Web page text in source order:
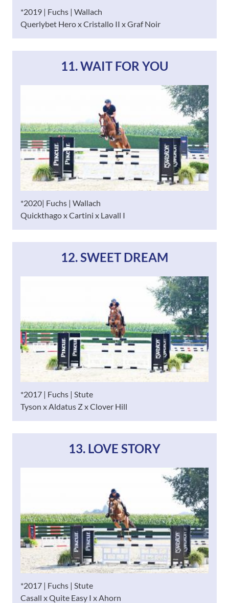
*2019 | Fuchs | Wallach
Querlybet Hero x Cristallo II x Graf Noir
11. WAIT FOR YOU
*2020| Fuchs | Wallach
Quickthago x Cartini x Lavall I
12. SWEET DREAM
*2017 | Fuchs | Stute
Tyson x Aldatus Z x Clover Hill
13. LOVE STORY
*2017 | Fuchs | Stute
Casall x Quite Easy I x Ahorn